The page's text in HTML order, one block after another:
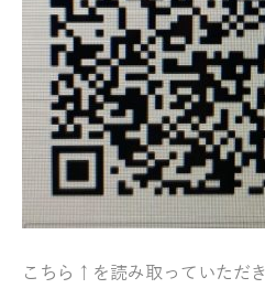
こちら↑を読み取っていただき